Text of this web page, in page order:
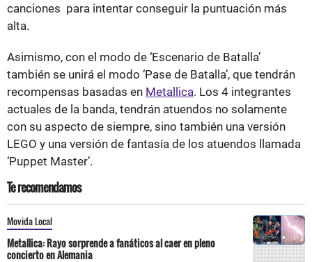
canciones para intentar conseguir la puntuación más
alta.
Asimismo, con el modo de ‘Escenario de Batalla’
también se unirá el modo ‘Pase de Batalla’, que tendrán
recompensas basadas en Metallica. Los 4 integrantes
actuales de la banda, tendrán atuendos no solamente
con su aspecto de siempre, sino también una versión
LEGO y una versión de fantasía de los atuendos llamada
‘Puppet Master’.
Te recomendamos
Movida Local
Metallica: Rayo sorprende a fanáticos al caer en pleno
concierto en Alemania